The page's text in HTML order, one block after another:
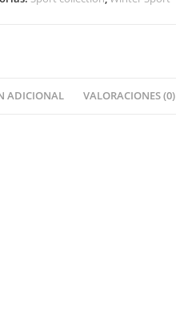
ADICIONAL VALORACIONES (0)